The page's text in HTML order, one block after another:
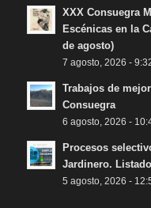
XXX Consuegra
Escénicas en la
de agosto)
7 agosto, 2026 -
Trabajos de
Consuegra
6 agosto, 2026 -
Procesos
Jardinero.
5 agosto, 2026 -